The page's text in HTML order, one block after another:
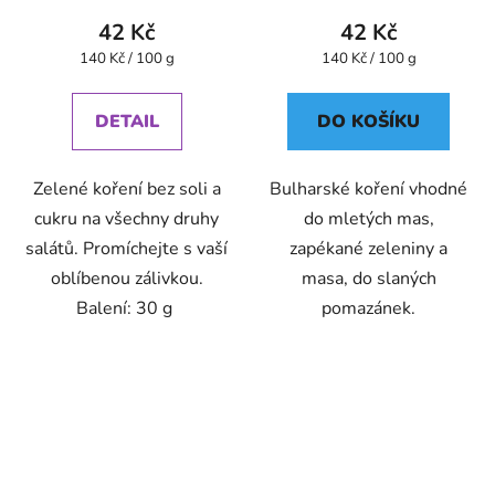
42 Kč
Měrná
140 Kč / 100 g
DETAIL
Zelené koření bez soli a
cukru na všechny druhy
salátů. Promíchejte s vaší
oblíbenou zálivkou.
Balení: 30 g
42 Kč
Měrná
140 Kč / 100 g
DO KOŠÍKU
Bulharské koření vhodné
do mletých mas,
zapékané zeleniny a
masa, do slaných
pomazánek.